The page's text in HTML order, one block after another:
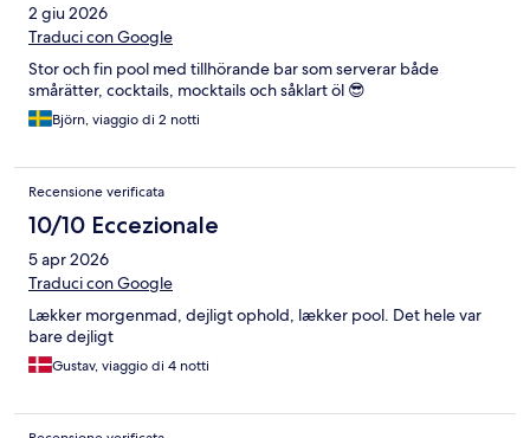
2 giu 2026
Traduci con Google
Stor och fin pool med tillhörande bar som serverar både
smårätter, cocktails, mocktails och såklart öl 😎
Björn, viaggio di 2 notti
Recensione verificata
10/10 Eccezionale
5 apr 2026
Traduci con Google
Lækker morgenmad, dejligt ophold, lækker pool. Det hele var
bare dejligt
Gustav, viaggio di 4 notti